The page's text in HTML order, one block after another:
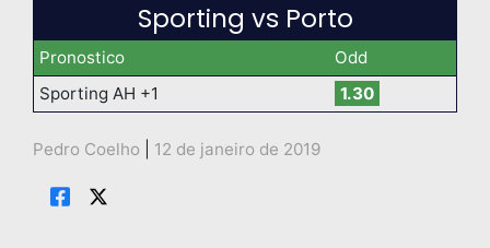
Sporting vs Porto
Pronostico
Odd
Sporting AH +1
1.30
Pedro Coelho 12 de janeiro de 2019